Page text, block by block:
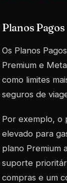
Planos Pagos
Os Planos
Premium e
como limites
seguros de
Por exemplo, o
elevado para
plano Premium
suporte
compras e um